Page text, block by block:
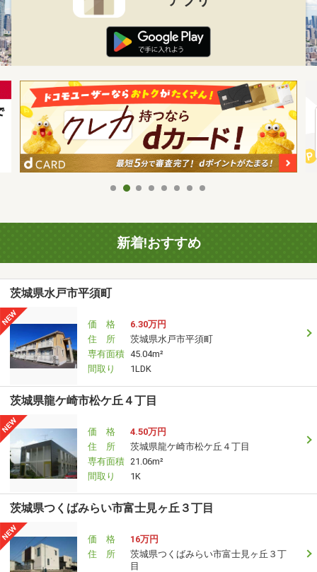
新着!おすすめ
茨城県水戸市平須町
価 格
6.30万円
住 所
茨城県水戸市平須町
専有面積 45.04m²
間取り
1LDK
茨城県龍ケ崎市松ケ丘４丁目
価 格
4.50万円
住 所
茨城県龍ケ崎市松ケ丘４丁目
専有面積 21.06m²
間取り
1K
茨城県つくばみらい市富士見ヶ丘３丁目
価 格
16万円
住 所
茨城県つくばみらい市富士見ヶ丘３丁
目